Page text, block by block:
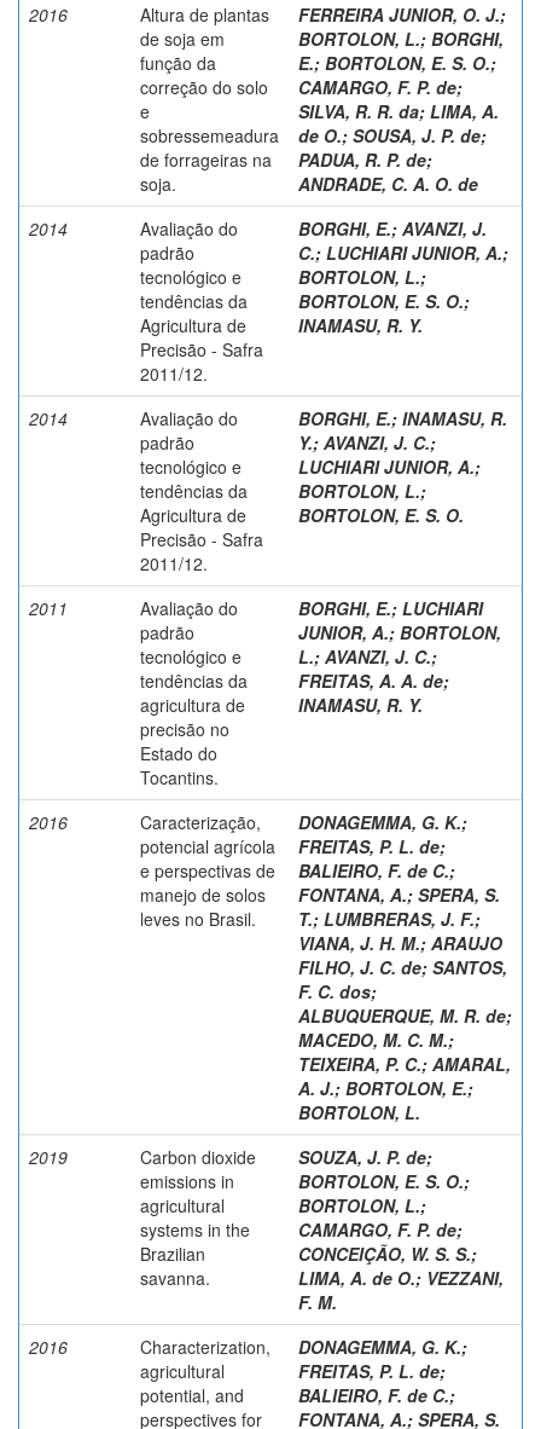
2016
Altura de plantas
de soja em
função da
correção do solo
e
sobressemeadura
de forrageiras na
soja.
FERREIRA JUNIOR, O. J.;
BORTOLON, L.; BORGHI,
E.; BORTOLON, E. S. O.;
CAMARGO, F. P. de;
SILVA, R. R. da; LIMA, A.
de O.; SOUSA, J. P. de;
PADUA, R. P. de;
ANDRADE, C. A. O. de
2014
Avaliação do
padrão
tecnológico e
tendências da
Agricultura de
Precisão - Safra
2011/12.
BORGHI, E.; AVANZI, J.
C.; LUCHIARI JUNIOR, A.;
BORTOLON, L.;
BORTOLON, E. S. O.;
INAMASU, R. Y.
2014
Avaliação do
padrão
tecnológico e
tendências da
Agricultura de
Precisão - Safra
2011/12.
BORGHI, E.; INAMASU, R.
Y.; AVANZI, J. C.;
LUCHIARI JUNIOR, A.;
BORTOLON, L.;
BORTOLON, E. S. O.
2011
Avaliação do
padrão
tecnológico e
tendências da
agricultura de
precisão no
Estado do
Tocantins.
BORGHI, E.; LUCHIARI
JUNIOR, A.; BORTOLON,
L.; AVANZI, J. C.;
FREITAS, A. A. de;
INAMASU, R. Y.
2016
Caracterização,
potencial agrícola
e perspectivas de
manejo de solos
leves no Brasil.
DONAGEMMA, G. K.;
FREITAS, P. L. de;
BALIEIRO, F. de C.;
FONTANA, A.; SPERA, S.
T.; LUMBRERAS, J. F.;
VIANA, J. H. M.; ARAUJO
FILHO, J. C. de; SANTOS,
F. C. dos;
ALBUQUERQUE, M. R. de;
MACEDO, M. C. M.;
TEIXEIRA, P. C.; AMARAL,
A. J.; BORTOLON, E.;
BORTOLON, L.
2019
Carbon dioxide
emissions in
agricultural
systems in the
Brazilian
savanna.
SOUZA, J. P. de;
BORTOLON, E. S. O.;
BORTOLON, L.;
CAMARGO, F. P. de;
CONCEIÇÃO, W. S. S.;
LIMA, A. de O.; VEZZANI,
F. M.
2016
Characterization,
agricultural
potential, and
perspectives for
DONAGEMMA, G. K.;
FREITAS, P. L. de;
BALIEIRO, F. de C.;
FONTANA, A.; SPERA, S.